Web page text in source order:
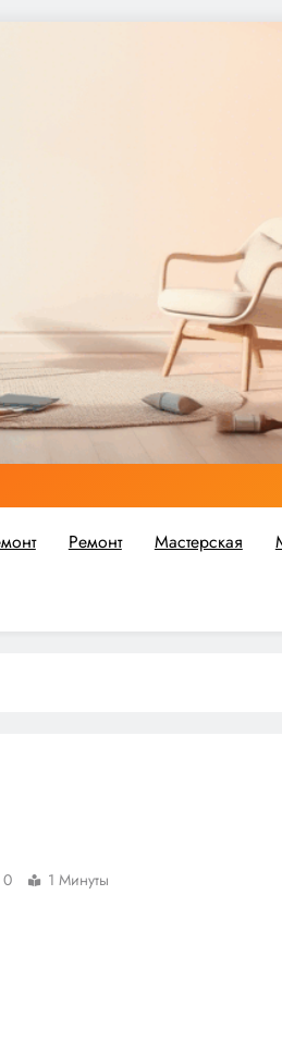
Советов вы найдете
Ремонт Мастерская
0 1 Минуты